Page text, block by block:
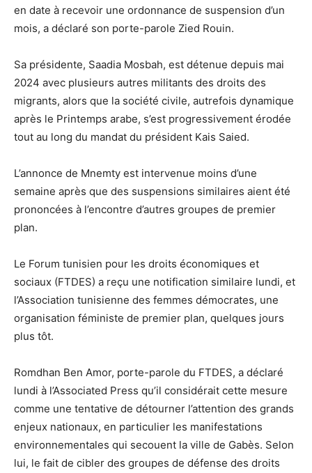
en date à recevoir une ordonnance de suspension d’un
mois, a déclaré son porte-parole Zied Rouin.
Sa présidente, Saadia Mosbah, est détenue depuis mai
2024 avec plusieurs autres militants des droits des
migrants, alors que la société civile, autrefois dynamique
après le Printemps arabe, s’est progressivement érodée
tout au long du mandat du président Kais Saied.
L’annonce de Mnemty est intervenue moins d’une
semaine après que des suspensions similaires aient été
prononcées à l’encontre d’autres groupes de premier
plan.
Le Forum tunisien pour les droits économiques et
sociaux (FTDES) a reçu une notification similaire lundi, et
l’Association tunisienne des femmes démocrates, une
organisation féministe de premier plan, quelques jours
plus tôt.
Romdhan Ben Amor, porte-parole du FTDES, a déclaré
lundi à l’Associated Press qu’il considérait cette mesure
comme une tentative de détourner l’attention des grands
enjeux nationaux, en particulier les manifestations
environnementales qui secouent la ville de Gabès. Selon
lui, le fait de cibler des groupes de défense des droits